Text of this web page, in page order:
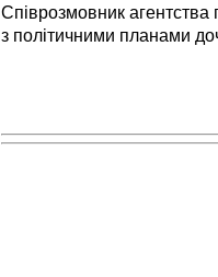
Співрозмовник
з політичними планами